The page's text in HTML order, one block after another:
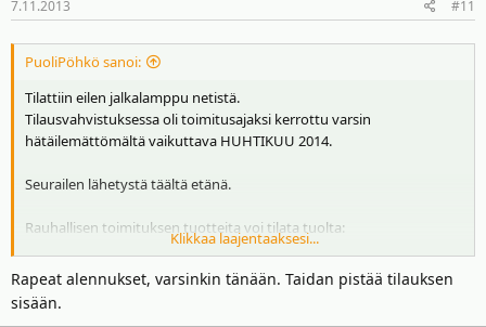
7.11.2013 #11
PuoliPöhkö sanoi:
Tilattiin eilen jalkalamppu netistä.
Tilausvahvistuksessa oli toimitusajaksi kerrottu varsin
hätäilemättömältä vaikuttava HUHTIKUU 2014.
Seurailen lähetystä täältä etänä.
Rauhallisen toimituksen tuotteita voi tilata tuolta:
http://www.infurn.com/fi/marc-sadler-twiggy-lattiavalaisin
Klikkaa laajentaaksesi...
Rapeat alennukset, varsinkin tänään. Taidan pistää tilauksen
sisään.